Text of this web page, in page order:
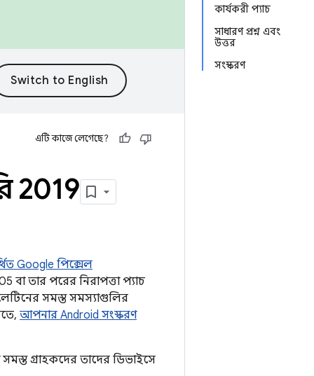
কার্যকরী প্যাচ
সাধারণ প্রশ্ন এবং
উত্তর
সংস্করণ
এটি কাজে লেগেছে?
2019
Google পিক্সেল
তার পরের নিরাপত্তা প্যাচ
সমস্ত সমস্যাগুলির
আপনার Android সংস্করণ
গ্রাহকদের তাদের ডিভাইসে